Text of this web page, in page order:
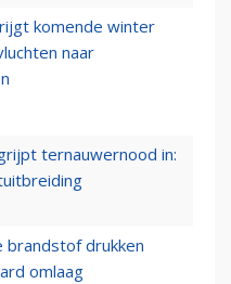
komende winter
naar
ternauwernood in:
brandstof drukken
omlaag